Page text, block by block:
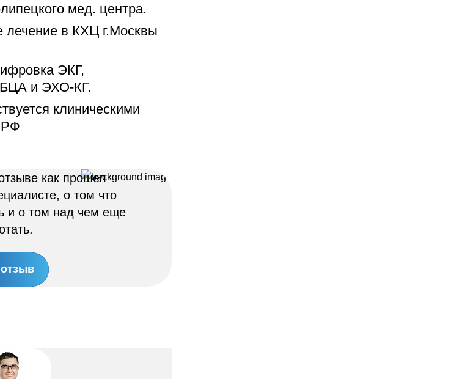
мед. центра.
лечение в КХЦ г.Москвы
ЭКГ,
БЦА и ЭХО-КГ.
клиническими
РФ
как прошел
о том что
и о том над чем еще